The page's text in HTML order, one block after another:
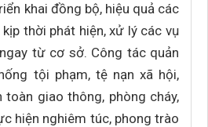
khai đồng bộ, hiệu quả các
thời phát hiện, xử lý các vụ
từ cơ sở. Công tác quản
tội phạm, tệ nạn xã hội,
giao thông, phòng cháy,
hiện nghiêm túc, phong trào